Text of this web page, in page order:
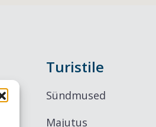
Turistile
Sündmused
Majutus